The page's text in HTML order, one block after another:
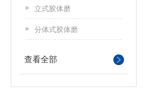
立式胶体磨
分体式胶体磨
查看全部